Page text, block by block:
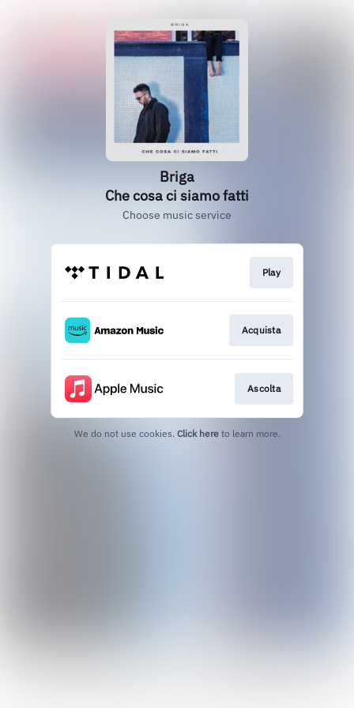
Briga
Che cosa ci siamo fatti
Choose music service
Play
Acquista
Ascolta
We do not use cookies. Click here to learn more.